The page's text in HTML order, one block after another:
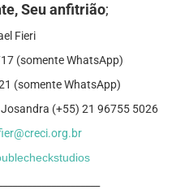
Seu anfitrião;
Fieri
(somente WhatsApp)
(somente WhatsApp)
(+55) 21 96755 5026